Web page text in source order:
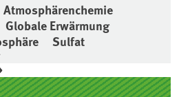
Atmosphärenchemie
Globale Erwärmung
Sulfat